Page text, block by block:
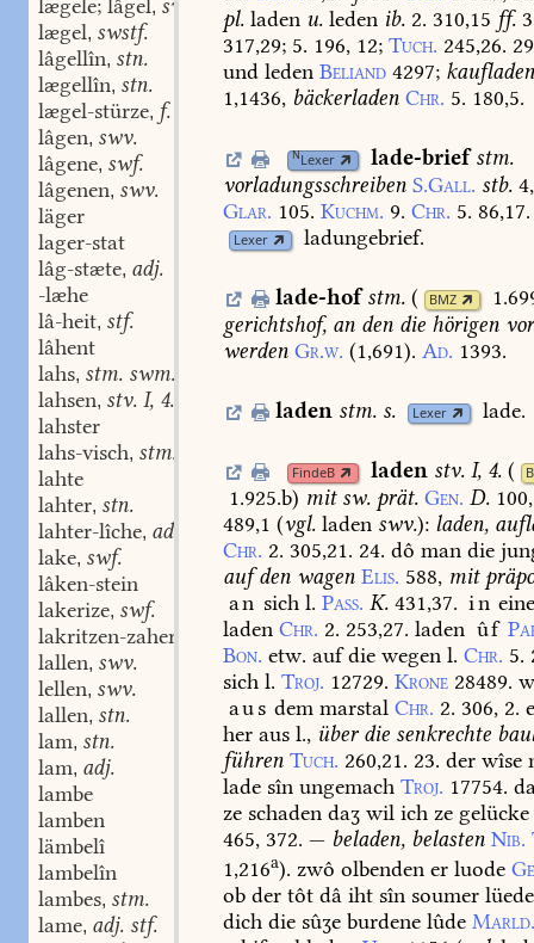
lægele; lâgel, swstf.
lægel, swstf.
lâgellîn, stn.
lægellîn, stn.
lægel-stürze, f.
lâgen, swv.
lâgene, swf.
lâgenen, swv.
läger
lager-stat
lâg-stæte, adj.
-læhe
lâ-heit, stf.
lâhent
lahs, stm. swm.
lahsen, stv. I, 4.
lahster
lahs-visch, stm.
lahte
lahter, stn.
lahter-lîche, adv.
lake, swf.
lâken-stein
lakerize, swf.
lakritzen-zaher-saf
stn.
lallen, swv.
lellen, swv.
lallen, stn.
lam, stn.
lam, adj.
lambe
lamben
lämbelî
lambelîn
lambes, stm.
lame, adj. stf.
pl. laden u. leden ib. 2. 310,15 ff.
317,29; 5. 196, 12; Tuch. 245,26.
und leden Beliand 4297;
1,1436, bäckerladen Chr. 5. 180,5.
NLexer lade-brief stm.
vorladungsschreiben S.Gall. stb.
Glar. 105. Kuchm. 9. Chr. 5. 86,17.
Lexer ladungebrief.
lade-hof stm. ( BMZ
gerichtshof, an den die hörigen
werden Gr.w. (1,691). Ad. 1393.
laden stm. s. Lexer lade.
FindeB laden stv. I, 4. (
1.925.b) mitsw. prät. Gen. D.
489,1 (vgl. laden swv.): laden,
Chr. 2. 305,21. 24. dô man die
aufden wagen Elis. 588, mit
an sichl. Pass. K. 431,37. in eine
laden Chr. 2. 253,27. laden ûf
Bon. etw. aufdie wegen l. Chr. 5.
sich l. Troj. 12729. Krone 28489.
aus demmarstal Chr. 2. 306,2.
her aus l., überdie senkrechte
führen Tuch. 260,21. 23. der wîse
lade sîn ungemach Troj. 17754.
ze schaden daʒ wil ich ze gelücke
465, 372. — beladen, belasten Nib.
1,216a). zwô olbenden er luode
ob der tôt dâ iht sîn soumer lüede
dich die sûʒe burdene lûde